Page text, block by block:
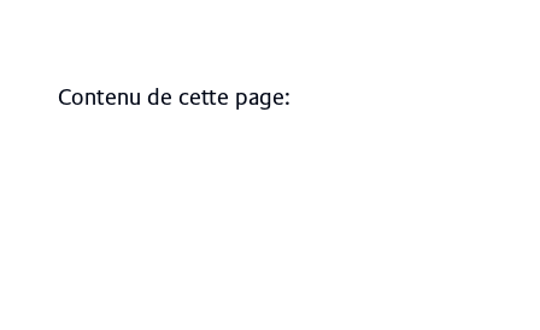
Contenu de cette page: